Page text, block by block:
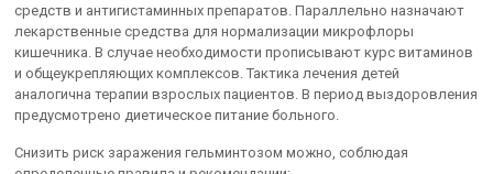
средств и антигистаминных препаратов. Параллельно назначают
лекарственные средства для нормализации микрофлоры
кишечника. В случае необходимости прописывают курс витаминов
и общеукрепляющих комплексов. Тактика лечения детей
аналогична терапии взрослых пациентов. В период выздоровления
предусмотрено диетическое питание больного.
Снизить риск заражения гельминтозом можно, соблюдая